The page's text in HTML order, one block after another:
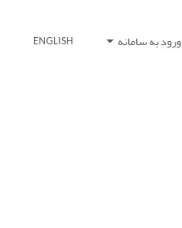
ورود به سامانه ENGLISH